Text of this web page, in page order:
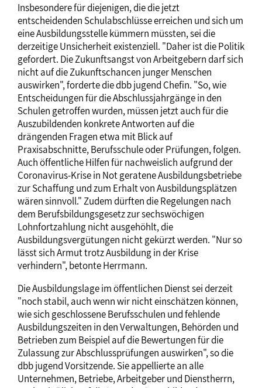
Insbesondere für diejenigen, die die jetzt
entscheidenden Schulabschlüsse erreichen und sich um
eine Ausbildungsstelle kümmern müssten, sei die
derzeitige Unsicherheit existenziell. "Daher ist die Politik
gefordert. Die Zukunftsangst von Arbeitgebern darf sich
nicht auf die Zukunftschancen junger Menschen
auswirken", forderte die dbb jugend Chefin. "So, wie
Entscheidungen für die Abschlussjahrgänge in den
Schulen getroffen wurden, müssen jetzt auch für die
Auszubildenden konkrete Antworten auf die
drängenden Fragen etwa mit Blick auf
Praxisabschnitte, Berufsschule oder Prüfungen, folgen.
Auch öffentliche Hilfen für nachweislich aufgrund der
Coronavirus-Krise in Not geratene Ausbildungsbetriebe
zur Schaffung und zum Erhalt von Ausbildungsplätzen
wären sinnvoll." Zudem dürften die Regelungen nach
dem Berufsbildungsgesetz zur sechswöchigen
Lohnfortzahlung nicht ausgehöhlt, die
Ausbildungsvergütungen nicht gekürzt werden. "Nur so
lässt sich Armut trotz Ausbildung in der Krise
verhindern", betonte Herrmann.
Die Ausbildungslage im öffentlichen Dienst sei derzeit
"noch stabil, auch wenn wir nicht einschätzen können,
wie sich geschlossene Berufsschulen und fehlende
Ausbildungszeiten in den Verwaltungen, Behörden und
Betrieben zum Beispiel auf die Bewertungen für die
Zulassung zur Abschlussprüfungen auswirken", so die
dbb jugend Vorsitzende. Sie appellierte an alle
Unternehmen, Betriebe, Arbeitgeber und Dienstherrn,